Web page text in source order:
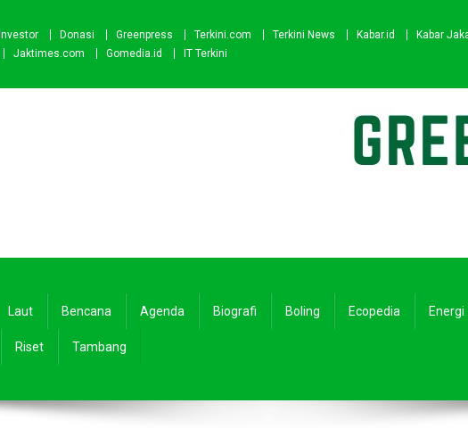
Investor Donasi Greenpress Terkini.com Terkini News Kabar.id
Kabar
Jaktimes.com Gomedia.id IT Terkini
Laut Bencana Agenda Biografi Boling Ecopedia Energi
Riset Tambang